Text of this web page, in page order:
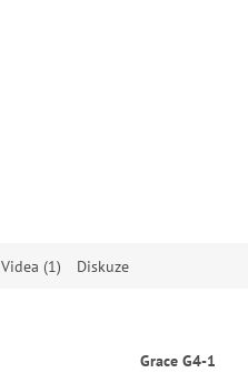
Videa (1) Diskuze
Grace G4-1